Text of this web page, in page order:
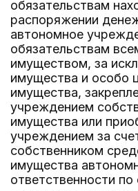
обязательствам
распоряжении
автономное
обязательствам
имуществом, за
имущества и особо
имущества,
учреждением
имущества или
учреждением за
собственником
имущества
ответственности